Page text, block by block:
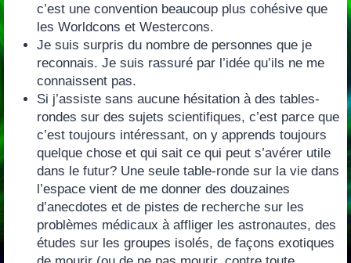
c’est une convention beaucoup plus cohésive que
les Worldcons et Westercons.
Je suis surpris du nombre de personnes que je
reconnais.‭ ‬Je suis rassuré par l’idée qu’ils ne me
connaissent pas.
Si j’assiste sans aucune hésitation à des tables-
rondes sur des sujets scientifiques,‭ ‬c’est parce que
c’est toujours intéressant,‭ ‬on y apprends toujours
quelque chose et qui sait ce qui peut s’avérer utile
dans le futur‭? ‬Une seule table-ronde sur la vie dans
l’espace vient de me donner des douzaines
d’anecdotes et de pistes de recherche sur les
problèmes médicaux à affliger les astronautes,‭ ‬des
études sur les groupes isolés,‭ ‬de façons exotiques